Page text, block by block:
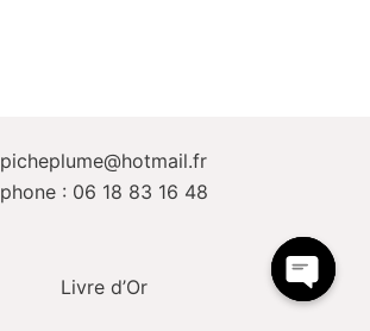
picheplume@hotmail.fr
phone : 06 18 83 16 48
Livre d’Or